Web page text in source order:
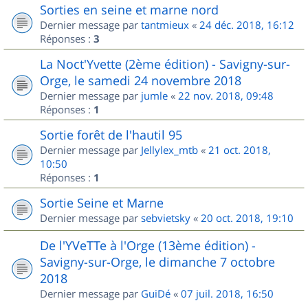
Sorties en seine et marne nord
Dernier message par tantmieux « 24 déc. 2018, 16:12
Réponses : 3
La Noct'Yvette (2ème édition) - Savigny-sur-
Orge, le samedi 24 novembre 2018
Dernier message par jumle « 22 nov. 2018, 09:48
Réponses : 1
Sortie forêt de l'hautil 95
Dernier message par Jellylex_mtb « 21 oct. 2018,
10:50
Réponses : 1
Sortie Seine et Marne
Dernier message par sebvietsky « 20 oct. 2018, 19:10
De l'YVeTTe à l'Orge (13ème édition) -
Savigny-sur-Orge, le dimanche 7 octobre
2018
Dernier message par GuiDé « 07 juil. 2018, 16:50